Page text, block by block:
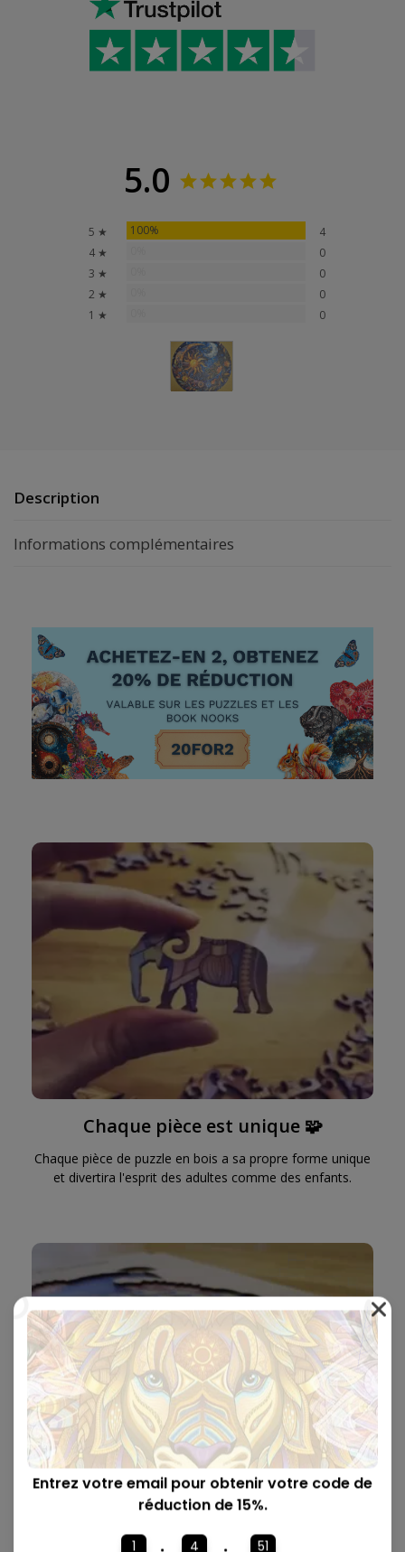
5.0
5 ★ 100%
4
4 ★
0
3 ★
0
2 ★
0
1 ★
0
Description
Informations complémentaires
Chaque pièce est unique 🧩
Chaque pièce de puzzle en bois a sa propre forme unique
et divertira l'esprit des adultes comme des enfants.
Entrez votre email pour obtenir votre code de
réduction de 15%.
1 4 50